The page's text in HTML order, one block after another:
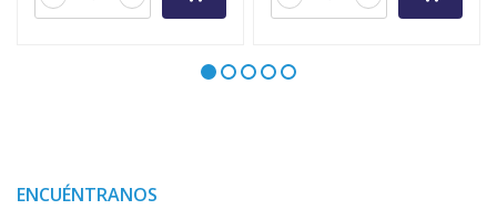
ENCUÉNTRANOS